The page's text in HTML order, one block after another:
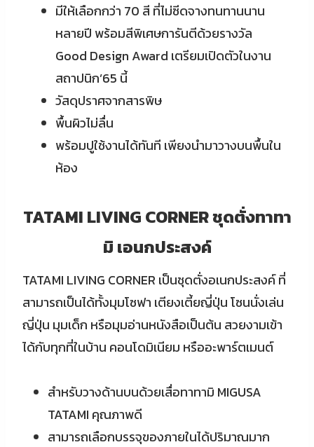
มีให้เลือกกว่า 70 สี ที่ไม่ซีดจางทนทานนาน
หลายปี พร้อมสีพิเศษการันตีด้วยรางวัล
Good Design Award เตรียมเปิดตัวในงาน
สถาปนิก’65 นี้
วัสดุปราศจากสารพิษ
พื้นผิวไม่ลื่น
พร้อมปูใช้งานได้ทันที เพียงนำมาวางบนพื้นใน
ห้อง
TATAMI LIVING CORNER ชุดตั่งทาทา
มิ เอนกประสงค์
TATAMI LIVING CORNER เป็นชุดตั่งอเนกประสงค์ ที่
สามารถเป็นได้ทั้งมุมโซฟา เตียงเตี้ยญี่ปุ่น โซนนั่งเล่น
ญี่ปุ่น มุมเด็ก หรือมุมอ่านหนังสือเป็นต้น สวยงามเข้า
ได้กับทุกที่ในบ้าน คอนโดมิเนียม หรืออะพาร์ตเมนต์
สำหรับวางด้านบนด้วยเสื่อทาทามิ MIGUSA
TATAMI คุณภาพดี
สามารถเลือกบรรจุของภายในได้ปริมาณมาก